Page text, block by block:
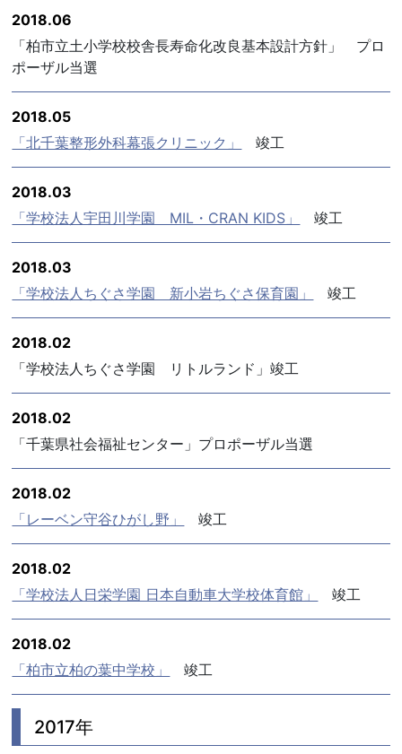
2018.06
「柏市立土小学校校舎長寿命化改良基本設計方針」 プロ
ポーザル当選
2018.05
「北千葉整形外科幕張クリニック」
竣工
2018.03
「学校法人宇田川学園 MIL・CRAN KIDS」
竣工
2018.03
「学校法人ちぐさ学園 新小岩ちぐさ保育園」
竣工
2018.02
「学校法人ちぐさ学園 リトルランド」竣工
2018.02
「千葉県社会福祉センター」プロポーザル当選
2018.02
「レーベン守谷ひがし野」
竣工
2018.02
「学校法人日栄学園 日本自動車大学校体育館」
竣工
2018.02
「柏市立柏の葉中学校」
竣工
2017年